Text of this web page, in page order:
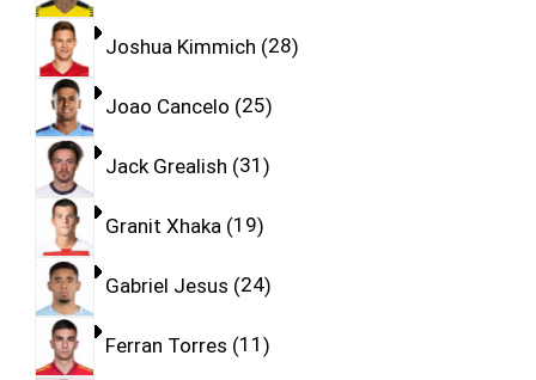
Joshua Kimmich 28
Joao Cancelo 25
Jack Grealish 31
Granit Xhaka 19
Gabriel Jesus 24
Ferran Torres 11